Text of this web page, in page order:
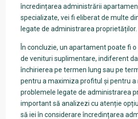
încredințarea administrării
specializate, vei fi eliberat de multe
legate de administrarea proprietăților.
În concluzie, un apartament poate fi
de venituri suplimentare, indiferent
închirierea pe termen lung sau pe
pentru a maximiza profitul și pentru a
problemele legate de administrarea
important să analizezi cu atenție
să iei în considerare încredințarea